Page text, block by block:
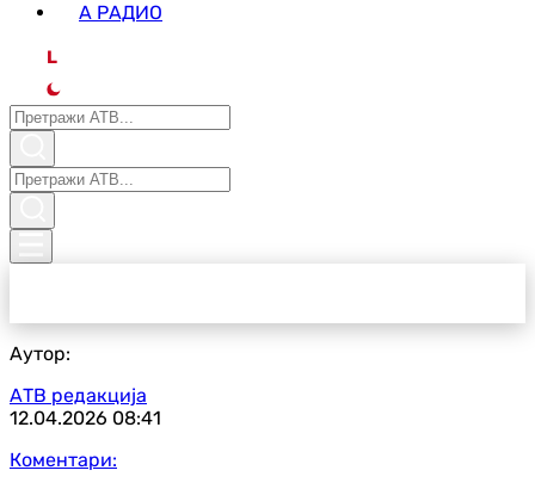
А РАДИО
L
Аутор:
АТВ редакција
12.04.2026 08:41
Коментари: